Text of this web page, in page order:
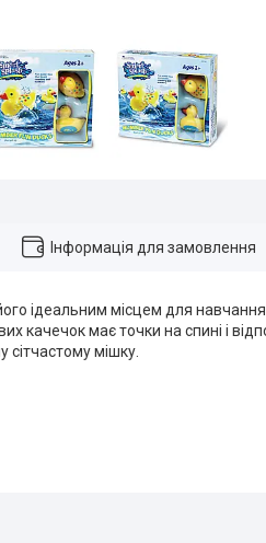
Інформація для замовлення
ідеальним місцем для
качечок має точки на спині і
сітчастому мішку.